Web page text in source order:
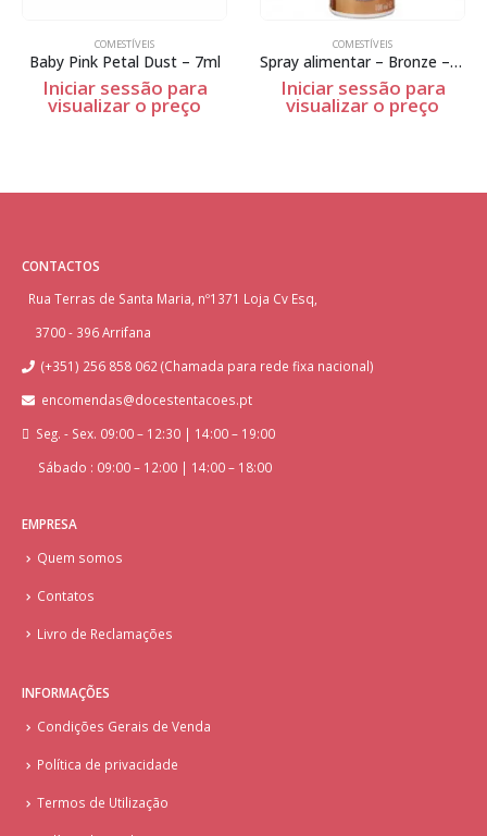
COMESTÍVEIS
Baby Pink Petal Dust – 7ml
Iniciar sessão para
visualizar o preço
COMESTÍVEIS
Spray alimentar – Bronze – 100ml
Iniciar sessão para
visualizar o preço
CONTACTOS
Rua Terras de Santa Maria, nº1371 Loja Cv Esq,
3700 - 396 Arrifana
(+351) 256 858 062 (Chamada para rede fixa nacional)
encomendas@docestentacoes.pt
Seg. - Sex. 09:00 – 12:30 | 14:00 – 19:00
Sábado : 09:00 – 12:00 | 14:00 – 18:00
EMPRESA
Quem somos
Contatos
Livro de Reclamações
INFORMAÇÕES
Condições Gerais de Venda
Política de privacidade
Termos de Utilização